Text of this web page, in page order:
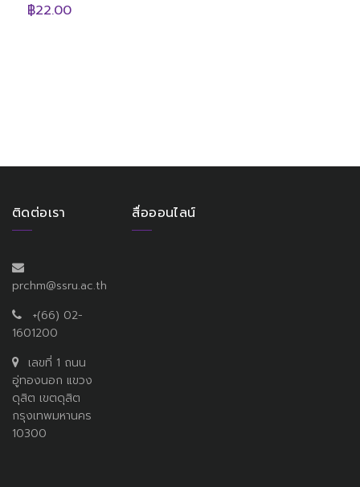
฿22.00
ติดต่อเรา
prchm@ssru.ac.th
+(66) 02-
1601200
เลขที่ 1 ถนน
อู่ทองนอก แขวง
ดุสิต เขตดุสิต
กรุงเทพมหานคร
10300
สื่อออนไลน์